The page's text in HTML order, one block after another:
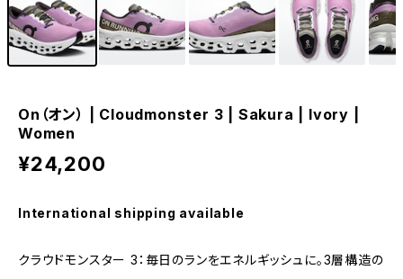
On（オン） | Cloudmonster 3 | Sakura | Ivory |
Women
¥24,200
International shipping available
クラウドモンスター 3：毎日の​​​​​​ランを​​​​​​エネルギッシュに。​​​​​​3層構造の​​​​​​